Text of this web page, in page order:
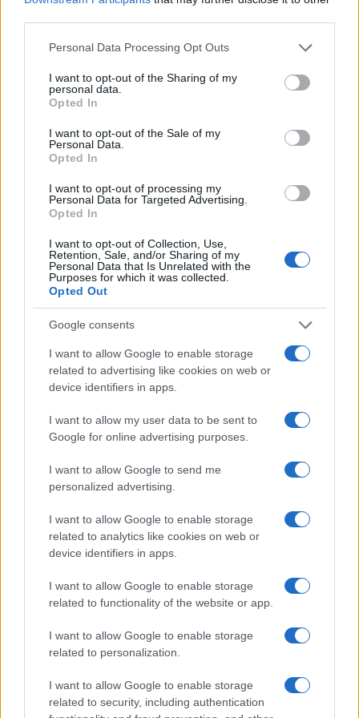
Please note that this website/app uses one or more Google
not limited to your visit or usage behaviour. You may click to
grant or deny consent to Google and its third-party tags to
use your data for below specified purposes in below Google
consent section.
Personal Data Processing Opt Outs
I want to opt-out of the Sharing of my
personal data.
Opted In
I want to opt-out of the Sale of my
Personal Data.
Opted In
I want to opt-out of processing my
Personal Data for Targeted Advertising.
Opted In
I want to opt-out of Collection, Use,
Retention, Sale, and/or Sharing of my
Personal Data that Is Unrelated with the
Purposes for which it was collected.
Opted Out
Google consents
I want to allow Google to enable storage
related to advertising like cookies on web or
device identifiers in apps.
I want to allow my user data to be sent to
Google for online advertising purposes.
I want to allow Google to send me
personalized advertising.
I want to allow Google to enable storage
related to analytics like cookies on web or
device identifiers in apps.
I want to allow Google to enable storage
related to functionality of the website or app.
I want to allow Google to enable storage
related to personalization.
I want to allow Google to enable storage
related to security, including authentication
NECROLOGIE
Mario Malu
Paolo Pinna
Martina Agostina Diturco
I nostri cari
I nostri cari
I nostri cari
Giovannimaria Cabras
Segnala